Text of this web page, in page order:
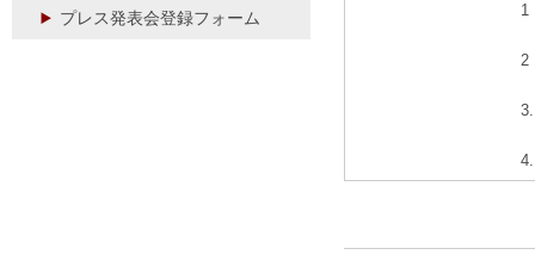
プレス発表会登録フォーム 1
2